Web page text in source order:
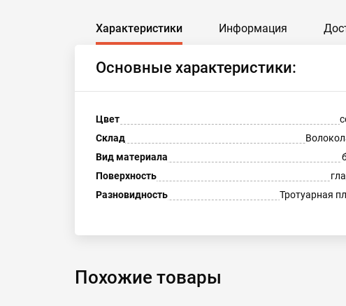
Характеристики Информация
Основные характеристики:
Цвет
Склад
Вид материала
Поверхность
Разновидность
Тротуарная
Похожие товары